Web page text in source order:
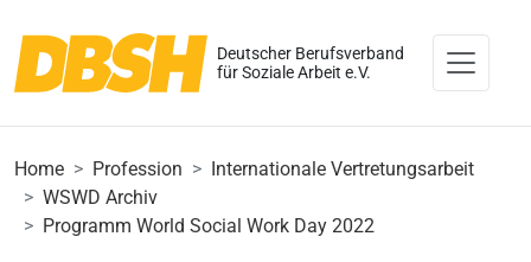
Deutscher Berufsverband
für Soziale Arbeit e.V.
Home Profession
Internationale Vertretungsarbeit
WSWD Archiv
Programm World Social Work Day 2022